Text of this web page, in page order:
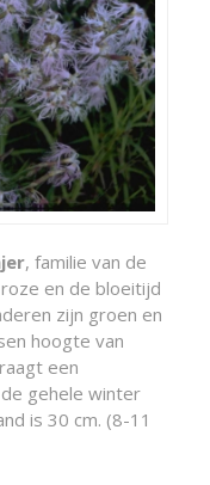
, familie van de
en de bloeitijd
zijn groen en
hoogte van
een
gehele winter
is 30 cm. (8-11